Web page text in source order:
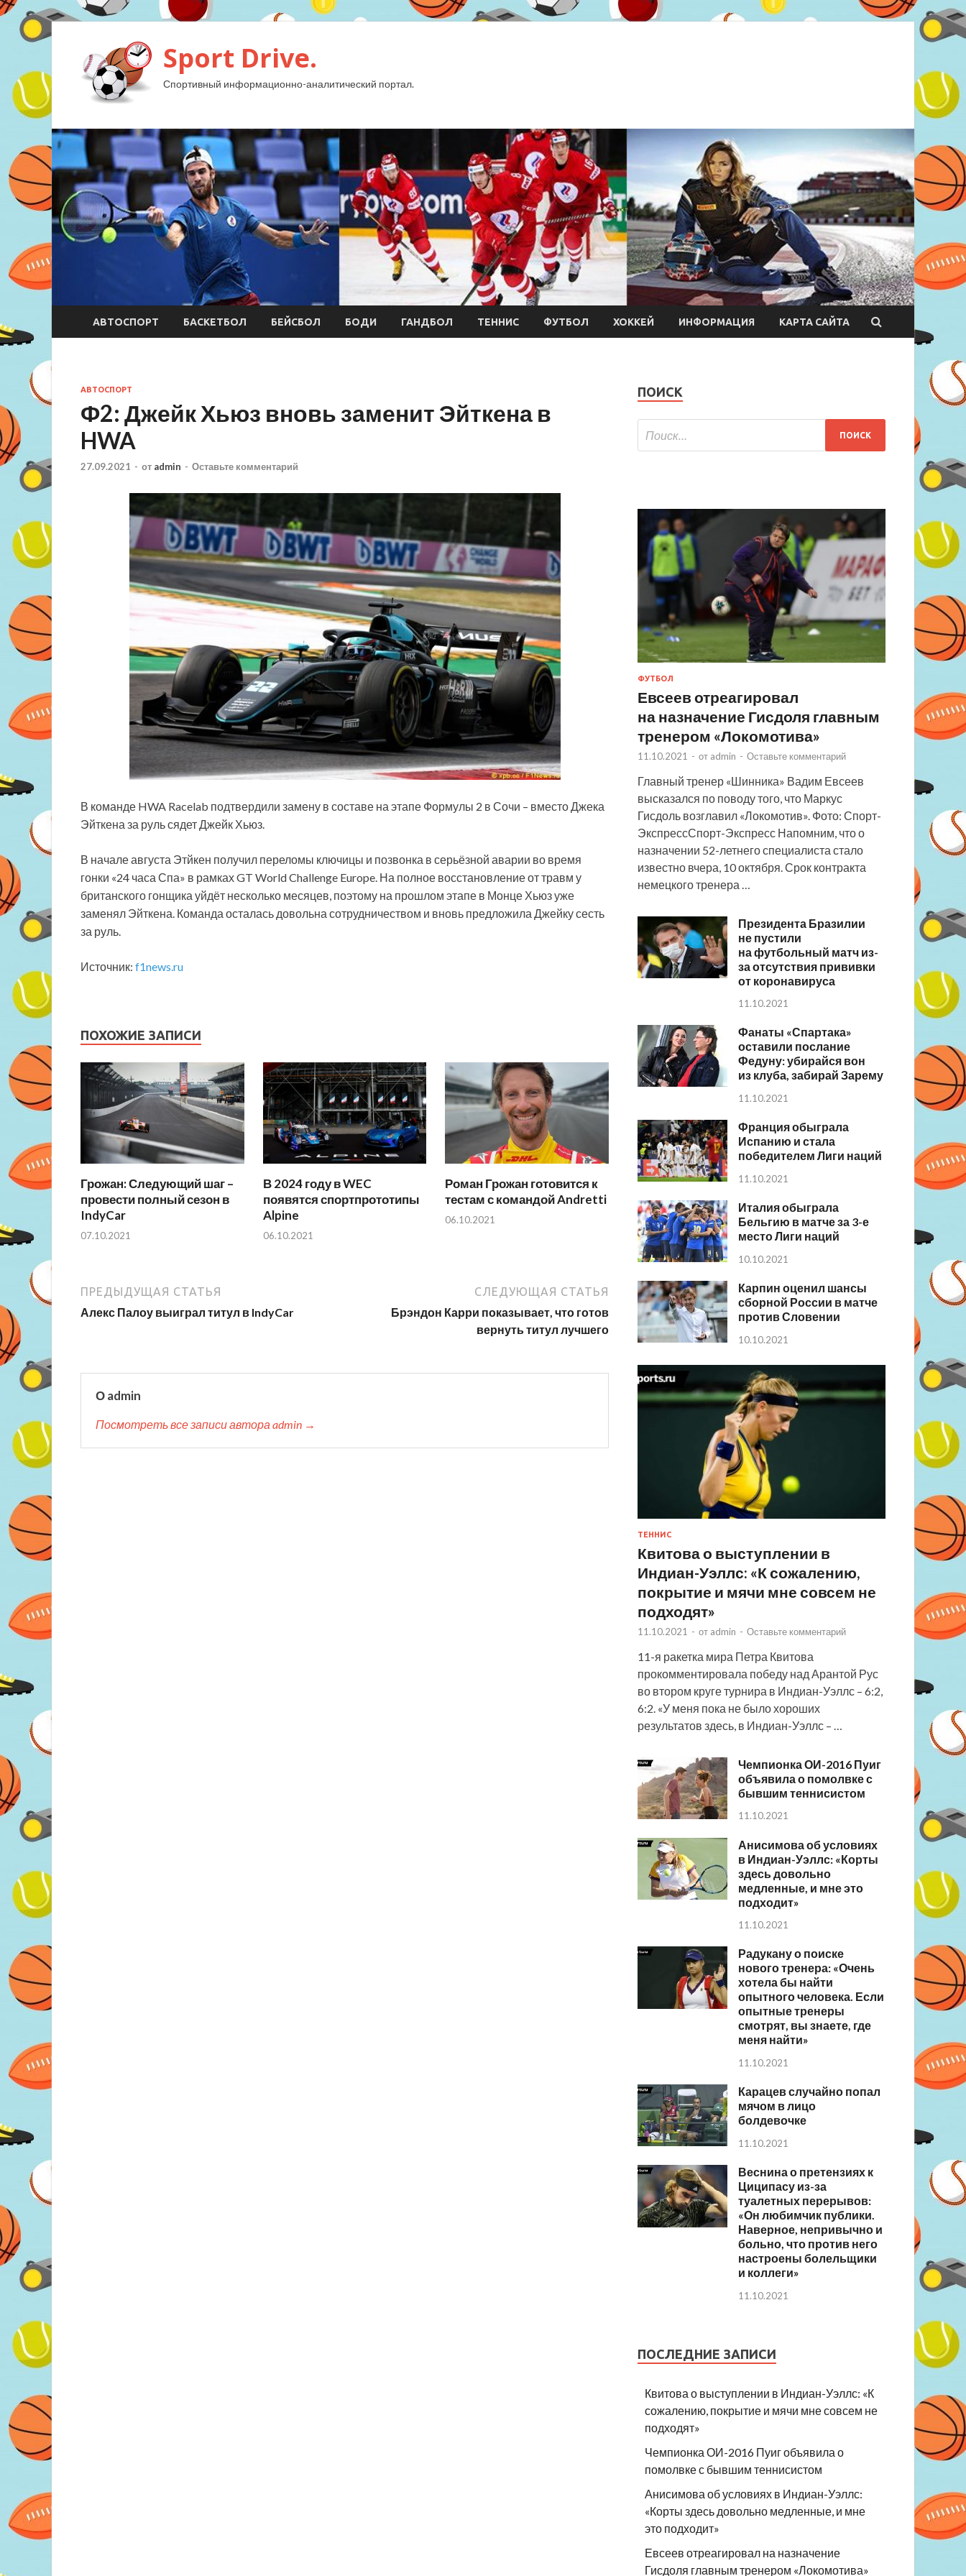
Sport Drive.
Спортивный информационно-аналитический портал.
АВТОСПОРТ БАСКЕТБОЛ БЕЙСБОЛ БОДИ ГАНДБОЛ ТЕННИС ФУТБОЛ ХОККЕЙ ИНФОРМАЦИЯ КАРТА САЙТА
АВТОСПОРТ
Ф2: Джейк Хьюз вновь заменит Эйткена в
HWA
27.09.2021 - от admin - Оставьте комментарий
В команде HWA Racelab подтвердили замену в составе на этапе Формулы 2 в Сочи – вместо Джека
Эйткена за руль сядет Джейк Хьюз.
В начале августа Этйкен получил переломы ключицы и позвонка в серьёзной аварии во время
гонки «24 часа Спа» в рамках GT World Challenge Europe. На полное восстановление от травм у
британского гонщика уйдёт несколько месяцев, поэтому на прошлом этапе в Монце Хьюз уже
заменял Эйткена. Команда осталась довольна сотрудничеством и вновь предложила Джейку сесть
за руль.
Источник: f1news.ru
ПОХОЖИЕ ЗАПИСИ
Грожан: Следующий шаг –
провести полный сезон в
IndyCar
07.10.2021
В 2024 году в WEC
появятся спортпрототипы
Alpine
06.10.2021
Роман Грожан готовится к
тестам с командой Andretti
06.10.2021
ПРЕДЫДУЩАЯ СТАТЬЯ
Алекс Палоу выиграл титул в IndyCar
СЛЕДУЮЩАЯ СТАТЬЯ
Брэндон Карри показывает, что готов
вернуть титул лучшего
О admin
Посмотреть все записи автора admin →
ПОИСК
ФУТБОЛ
Евсеев отреагировал
на назначение Гисдоля главным
тренером «Локомотива»
11.10.2021 - от admin - Оставьте комментарий
Главный тренер «Шинника» Вадим Евсеев
высказался по поводу того, что Маркус
Гисдоль возглавил «Локомотив». Фото: Спорт-
ЭкспрессСпорт-Экспресс Напомним, что о
назначении 52-летнего специалиста стало
известно вчера, 10 октября. Срок контракта
немецкого тренера …
Президента Бразилии
не пустили
на футбольный матч из-
за отсутствия прививки
от коронавируса
11.10.2021
Фанаты «Спартака»
оставили послание
Федуну: убирайся вон
из клуба, забирай Зарему
11.10.2021
Франция обыграла
Испанию и стала
победителем Лиги наций
11.10.2021
Италия обыграла
Бельгию в матче за 3-е
место Лиги наций
10.10.2021
Карпин оценил шансы
сборной России в матче
против Словении
10.10.2021
ТЕННИС
Квитова о выступлении в
Индиан-Уэллс: «К сожалению,
покрытие и мячи мне совсем не
подходят»
11.10.2021 - от admin - Оставьте комментарий
11-я ракетка мира Петра Квитова
прокомментировала победу над Арантой Рус
во втором круге турнира в Индиан-Уэллс – 6:2,
6:2. «У меня пока не было хороших
результатов здесь, в Индиан-Уэллс – …
Чемпионка ОИ-2016 Пуиг
объявила о помолвке с
бывшим теннисистом
11.10.2021
Анисимова об условиях
в Индиан-Уэллс: «Корты
здесь довольно
медленные, и мне это
подходит»
11.10.2021
Радукану о поиске
нового тренера: «Очень
хотела бы найти
опытного человека. Если
опытные тренеры
смотрят, вы знаете, где
меня найти»
11.10.2021
Карацев случайно попал
мячом в лицо
болдевочке
11.10.2021
Веснина о претензиях к
Циципасу из-за
туалетных перерывов:
«Он любимчик публики.
Наверное, непривычно и
больно, что против него
настроены болельщики
и коллеги»
11.10.2021
ПОСЛЕДНИЕ ЗАПИСИ
Квитова о выступлении в Индиан-Уэллс: «К
сожалению, покрытие и мячи мне совсем не
подходят»
Чемпионка ОИ-2016 Пуиг объявила о
помолвке с бывшим теннисистом
Анисимова об условиях в Индиан-Уэллс:
«Корты здесь довольно медленные, и мне
это подходит»
Евсеев отреагировал на назначение
Гисдоля главным тренером «Локомотива»